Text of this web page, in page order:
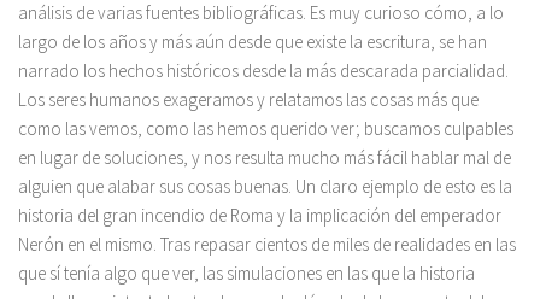
análisis de varias fuentes bibliográficas. Es muy curioso cómo, a lo
largo de los años y más aún desde que existe la escritura, se han
narrado los hechos históricos desde la más descarada parcialidad.
Los seres humanos exageramos y relatamos las cosas más que
como las vemos, como las hemos querido ver; buscamos culpables
en lugar de soluciones, y nos resulta mucho más fácil hablar mal de
alguien que alabar sus cosas buenas. Un claro ejemplo de esto es la
historia del gran incendio de Roma y la implicación del emperador
Nerón en el mismo. Tras repasar cientos de miles de realidades en las
que sí tenía algo que ver, las simulaciones en las que la historia